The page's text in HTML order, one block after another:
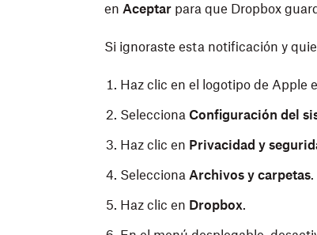
en Aceptar para que Dropbox
Si ignoraste esta notificación y
Haz clic en el logotipo de Apple
Selecciona Configuración del
Haz clic en Privacidad y
Selecciona Archivos y carpetas.
Haz clic en Dropbox.